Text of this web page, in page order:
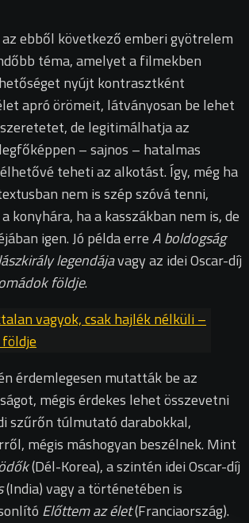
az ebből következő emberi gyötrelem
téma, amelyet a filmekben
nyújt kontrasztként
apró örömeit, látványosan be lehet
de legitimálhatja az
– sajnos – hatalmas
teheti az alkotást. Így, még ha
nem is szép szóvá tenni,
konyhára, ha a kasszákban nem is, de
igen. Jó példa erreA boldogság
legendájavagy az idei Oscar-díj
földje.
vagyok, csak hajlék nélküli –
érdemlegesen mutatták be az
mégis érdekes lehet összevetni
szűrőn túlmutató darabokkal,
mégis máshogyan beszélnek. Mint
(Dél-Korea), a szintén idei Oscar-díj
(India) vagy a történetében is
Előttem az élet(Franciaország).